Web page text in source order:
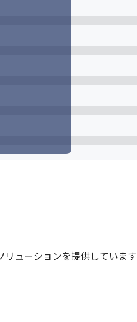
リューションを提供しています